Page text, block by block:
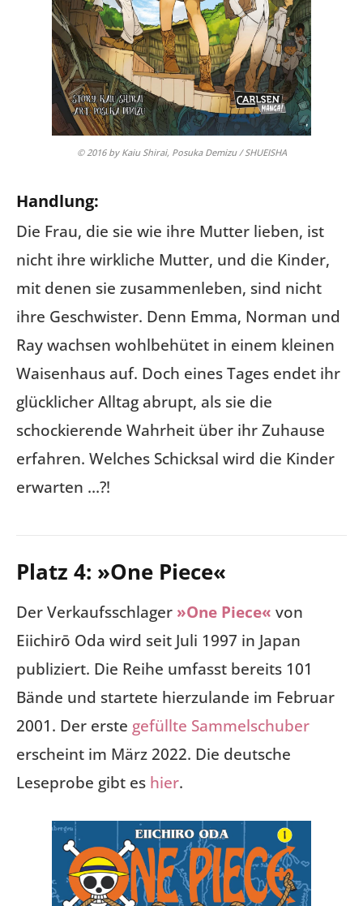
© 2016 by Kaiu Shirai, Posuka Demizu / SHUEISHA
Handlung:
Die Frau, die sie wie ihre Mutter lieben, ist
nicht ihre wirkliche Mutter, und die Kinder,
mit denen sie zusammenleben, sind nicht
ihre Geschwister. Denn Emma, Norman und
Ray wachsen wohlbehütet in einem kleinen
Waisenhaus auf. Doch eines Tages endet ihr
glücklicher Alltag abrupt, als sie die
schockierende Wahrheit über ihr Zuhause
erfahren. Welches Schicksal wird die Kinder
erwarten …?!
Platz 4: »One Piece«
Der Verkaufsschlager »One Piece« von
Eiichirō Oda wird seit Juli 1997 in Japan
publiziert. Die Reihe umfasst bereits 101
Bände und startete hierzulande im Februar
2001. Der erste gefüllte Sammelschuber
erscheint im März 2022. Die deutsche
Leseprobe gibt es hier.